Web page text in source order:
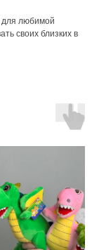
для любимой
своих близких в